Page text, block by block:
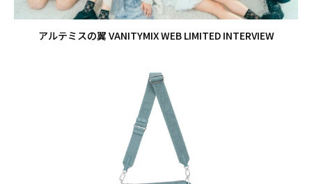
アルテミスの翼 VANITYMIX WEB LIMITED INTERVIEW